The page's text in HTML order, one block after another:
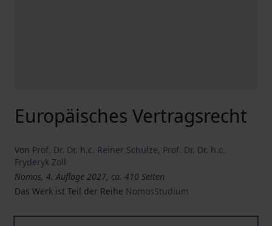
Europäisches Vertragsrecht
Von Prof. Dr. Dr. h.c. Reiner Schulze, Prof. Dr. Dr. h.c.
Fryderyk Zoll
Nomos, 4. Auflage 2027, ca. 410 Seiten
Das Werk ist Teil der Reihe NomosStudium